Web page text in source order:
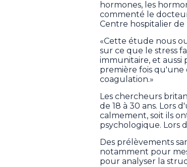
hormones, les
commenté le
Centre hospitalier de
«Cette étude nous
sur ce que le stress
immunitaire, et aussi
première fois
coagulation.»
Les chercheurs
de 18 à 30 ans. Lors
calmement, soit ils
psychologique. Lors
Des prélèvements
notamment pour
pour analyser la